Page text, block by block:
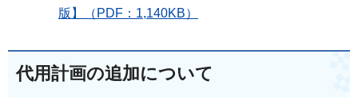
版】（PDF：1,140KB）
代用計画の追加について